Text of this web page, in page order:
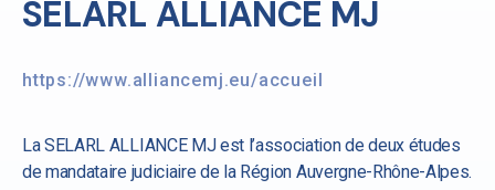
SELARL ALLIANCE MJ
https://www.alliancemj.eu/accueil
La SELARL ALLIANCE MJ est l’association de deux études
de mandataire judiciaire de la Région Auvergne-Rhône-Alpes.